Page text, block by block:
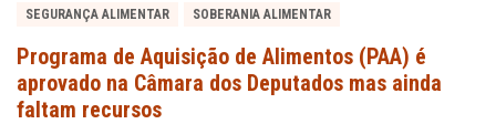
SEGURANÇA ALIMENTAR
SOBERANIA ALIMENTAR
Programa de Aquisição de Alimentos (PAA) é
aprovado na Câmara dos Deputados mas ainda
faltam recursos